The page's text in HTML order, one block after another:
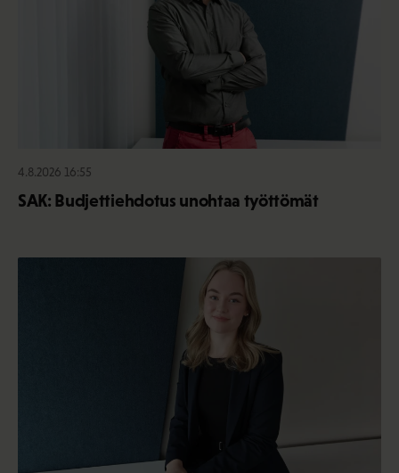
4.8.2026 16:55
SAK: Budjettiehdotus unohtaa työttömät